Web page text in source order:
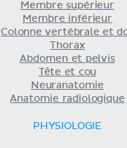
Membre supérieur
Membre inférieur
Colonne vertébrale et
Thorax
Abdomen et pelvis
Tête et cou
Neuranatomie
Anatomie radiologique
PHYSIOLOGIE